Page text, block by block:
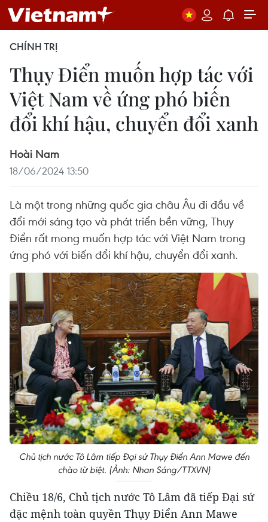
CHÍNH TRỊ
Thụy Điển muốn hợp tác với
Việt Nam về ứng phó biến
đổi khí hậu, chuyển đổi xanh
Hoài Nam
18/06/2024 13:50
Là một trong những quốc gia châu Âu đi đầu về
đổi mới sáng tạo và phát triển bền vững, Thụy
Điển rất mong muốn hợp tác với Việt Nam trong
ứng phó với biến đổi khí hậu, chuyển đổi xanh.
Chủ tịch nước Tô Lâm tiếp Đại sứ Thụy Điển Ann Mawe đến
chào từ biệt. (Ảnh: Nhan Sáng/TTXVN)
Chiều 18/6, Chủ tịch nước Tô Lâm đã tiếp Đại sứ
đặc mệnh toàn quyền Thụy Điển Ann Mawe